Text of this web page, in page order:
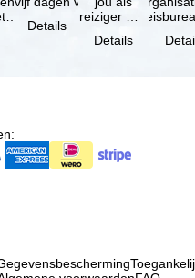
Details
reiziger met
pakketreis
Details
in
: